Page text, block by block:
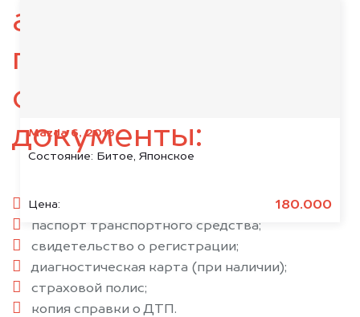
Mazda 6, 2019
Состояние: Битое, Японское
Цена: 180.000
автомобиль,
подготовьте
следующие
документы:
паспорт гражданина РФ;
паспорт транспортного средства;
свидетельство о регистрации;
диагностическая карта (при наличии);
страховой полис;
копия справки о ДТП.